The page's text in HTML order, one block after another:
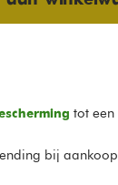
tot
bij